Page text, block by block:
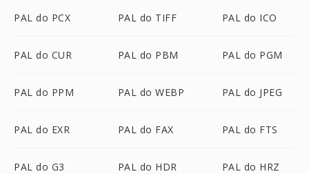
PAL do PCX PAL do TIFF PAL do ICO
PAL do CUR PAL do PBM PAL do PGM
PAL do PPM PAL do WEBP PAL do JPEG
PAL do EXR PAL do FAX PAL do FTS
PAL do G3 PAL do HDR PAL do HRZ